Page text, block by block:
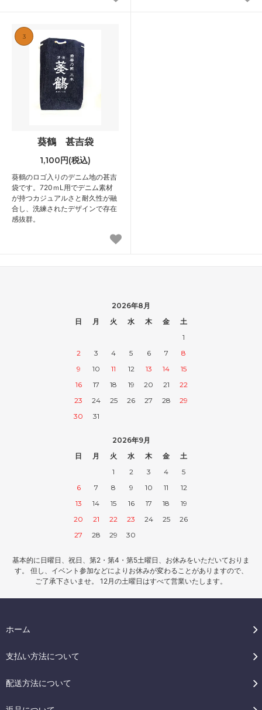
3
葵鶴 甚吉袋
1,100円(税込)
葵鶴のロゴ入りのデニム地の甚吉
袋です。720ｍL用でデニム素材
が持つカジュアルさと耐久性が融
合し、洗練されたデザインで存在
感抜群。
2026年8月
日
月 火 水 木 金
土
1
2
3 4 5 6 7
8
9
10 11 12 13 14
15
16
17 18 19 20 21
22
23
24 25 26 27 28
29
30
31
2026年9月
日
月 火 水 木 金
土
1
2 3 4
5
6
7 8 9 10 11
12
13
14 15 16 17 18
19
20
21 22 23 24 25
26
27
28 29 30
基本的に日曜日、祝日、第2・第4・第5土曜日、お休みをいただいておりま
す。 但し、イベント参加などによりお休みが変わることがありますので、
ご了承下さいませ。 12月の土曜日はすべて営業いたします。
ホーム
支払い方法について
配送方法について